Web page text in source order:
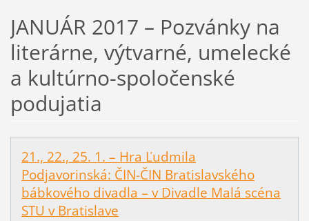
JANUÁR 2017 – Pozvánky na
literárne, výtvarné, umelecké
a kultúrno-spoločenské
podujatia
21., 22., 25. 1. – Hra Ľudmila
Podjavorinská: ČIN-ČIN Bratislavského
bábkového divadla – v Divadle Malá scéna
STU v Bratislave